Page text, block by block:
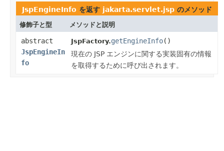
JspEngineInfo を返す jakarta.servlet.jsp のメソッド
修飾子と型 メソッドと説明
abstract
JspEngineIn
fo
JspFactory.getEngineInfo()
現在の JSP エンジンに関する実装固有の情報
を取得するために呼び出されます。